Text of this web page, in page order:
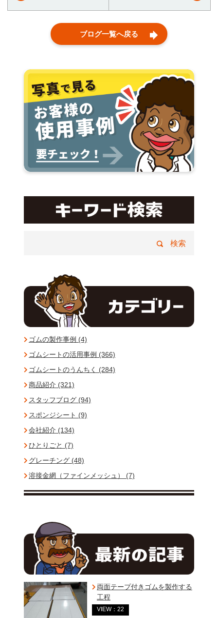
ブログ一覧へ戻る
ゴムの製作事例 (4)
ゴムシートの活用事例 (366)
ゴムシートのうんちく (284)
商品紹介 (321)
スタッフブログ (94)
スポンジシート (9)
会社紹介 (134)
ひとりごと (7)
グレーチング (48)
溶接金網（ファインメッシュ） (7)
両面テープ付きゴムを製作する
工程
VIEW：22